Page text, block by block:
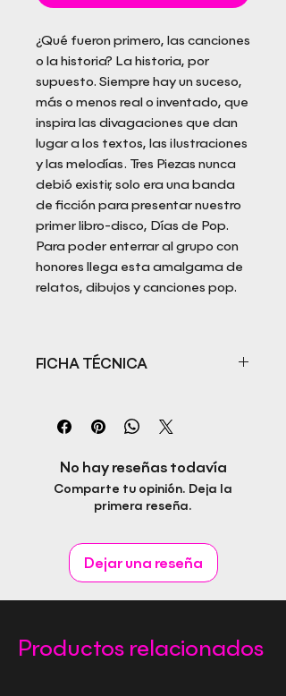
¿Qué fueron primero, las canciones
o la historia? La historia, por
supuesto. Siempre hay un suceso,
más o menos real o inventado, que
inspira las divagaciones que dan
lugar a los textos, las ilustraciones
y las melodías. Tres Piezas nunca
debió existir, solo era una banda
de ficción para presentar nuestro
primer libro-disco, Días de Pop.
Para poder enterrar al grupo con
honores llega esta amalgama de
relatos, dibujos y canciones pop.
FICHA TÉCNICA
que soñaba contigo
Autor: Pau Forner de los textos
Ilustraciones: Carlos Riera y Gabi
Bonet.
ISBN: 978-84-128217-3-4
Idioma: Castellano
Páginas: 108
Género: Música
Editorial Rapitbook S.L.
No hay reseñas todavía
Comparte tu opinión. Deja la
primera reseña.
Dejar una reseña
Productos relacionados